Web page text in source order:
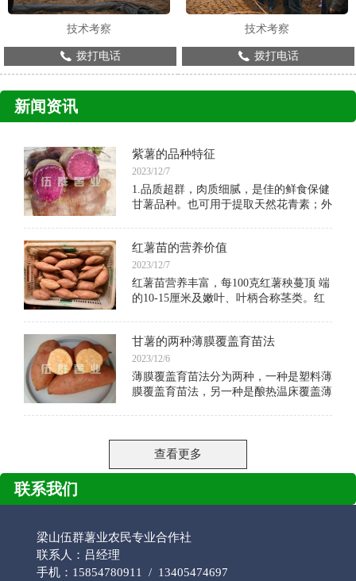
技术考察
拨打电话
技术考察
拨打电话
新闻资讯
紫薯的品种特征
2023/12/7
1.品质超群，肉质细腻，是佳的鲜食保健
甘薯品种。也可用于提取天然花青素；外
达90%以上，烘干率33%左右。2.蔓短分
枝多，地上部生
红薯苗的营养价值
2023/12/7
红薯苗营养丰富，每100克红薯秧蔓顶 端
的10-15厘米及嫩叶、叶柄合称茎类。红
白质量为干重的21.1%-15.1%，与猪牛肉
相
甘薯的两种薄膜覆盖育苗法
2023/12/6
薄膜覆盖育苗法分为两种，一种是塑料薄
膜覆盖育苗法，另一种是酿热温床覆盖薄
膜，
查看更多
联系我们
梁山伍群薯业农民专业合作社
联系人：吕经理
手机：15854780911 / 13405474697